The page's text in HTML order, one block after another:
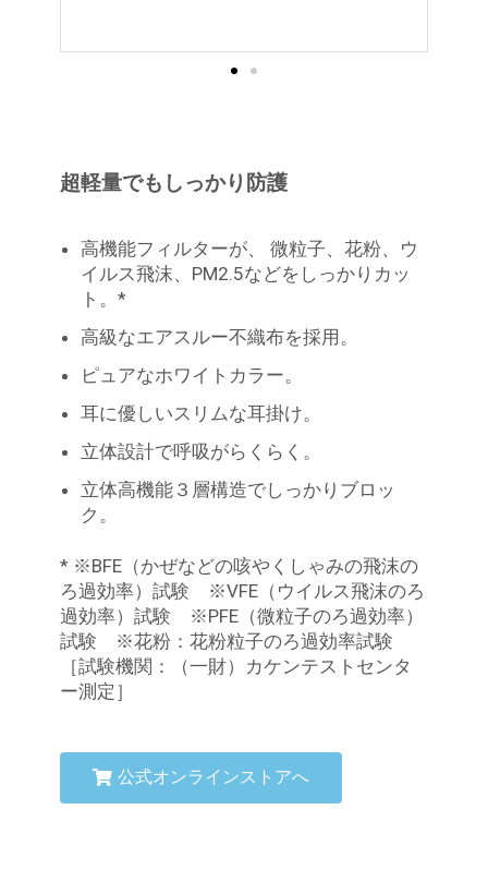
超軽量でもしっかり防護
高機能フィルターが、 微粒子、花粉、ウ
イルス飛沫、PM2.5などをしっかりカッ
ト。*
高級なエアスルー不織布を採用。
ピュアなホワイトカラー。
耳に優しいスリムな耳掛け。
立体設計で呼吸がらくらく。
立体高機能３層構造でしっかりブロッ
ク。
* ※BFE（かぜなどの咳やくしゃみの飛沫の
ろ過効率）試験 ※VFE（ウイルス飛沫のろ
過効率）試験 ※PFE（微粒子のろ過効率）
試験 ※花粉：花粉粒子のろ過効率試験
［試験機関：（一財）カケンテストセンタ
ー測定］
公式オンラインストアへ